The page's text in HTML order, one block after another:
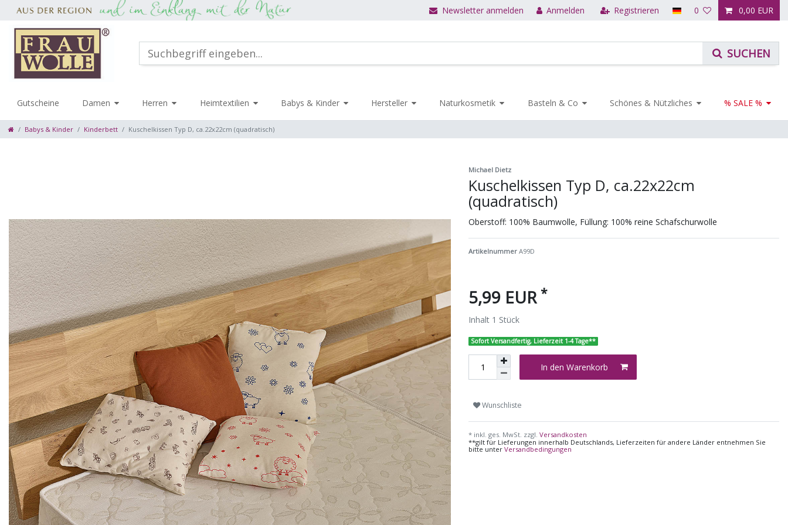
Newsletter anmelden Anmelden Registrieren 0 0,00 EUR
Gutscheine Damen Herren Heimtextilien Babys & Kinder Hersteller Naturkosmetik Basteln & Co Schönes & Nützliches % SALE %
Babys & Kinder Kinderbett Kuschelkissen Typ D, ca.22x22cm (quadratisch)
Michael Dietz
Kuschelkissen Typ D, ca.22x22cm
(quadratisch)
Oberstoff: 100% Baumwolle, Füllung: 100% reine Schafschurwolle
Artikelnummer A99D
5,99 EUR *
Inhalt 1 Stück
Sofort Versandfertig, Lieferzeit 1-4 Tage**
In den Warenkorb
Wunschliste
* inkl. ges. MwSt. zzgl. Versandkosten
**gilt für Lieferungen innerhalb Deutschlands, Lieferzeiten für andere Länder entnehmen Sie
bitte unter Versandbedingungen